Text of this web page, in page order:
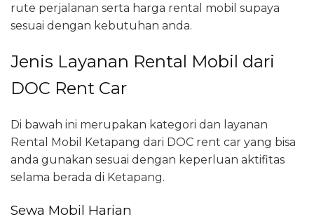
rute perjalanan serta harga rental mobil supaya
sesuai dengan kebutuhan anda.
Jenis Layanan Rental Mobil dari
DOC Rent Car
Di bawah ini merupakan kategori dan layanan
Rental Mobil Ketapang dari DOC rent car yang bisa
anda gunakan sesuai dengan keperluan aktifitas
selama berada di Ketapang.
Sewa Mobil Harian